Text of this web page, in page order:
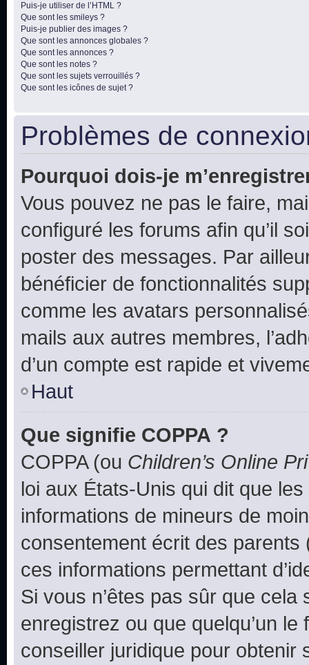
Puis-je utiliser de l’HTML ?
Que sont les smileys ?
Puis-je publier des images ?
Que sont les annonces globales ?
Que sont les annonces ?
Que sont les notes ?
Que sont les sujets verrouillés ?
Que sont les icônes de sujet ?
Problèmes de
Pourquoi dois-je
Vous pouvez ne pas le faire,
configuré les forums afin qu’il
poster des messages. Par
bénéficier de fonctionnalités
comme les avatars
mails aux autres membres,
d’un compte est rapide et
Haut
Que signifie COPPA ?
COPPA (ou Children’s Online
loi aux États-Unis qui dit que
informations de mineurs de
consentement écrit des parents
ces informations permettant
Si vous n’êtes pas sûr que
enregistrez ou que quelqu’un
conseiller juridique pour obtenir